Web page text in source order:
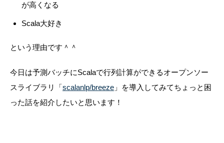
が高くなる
Scala大好き
という理由です＾＾
今日は予測バッチにScalaで行列計算ができるオープンソー
スライブラリ「scalanlp/breeze 」を導入してみてちょっと困
った話を紹介したいと思います！